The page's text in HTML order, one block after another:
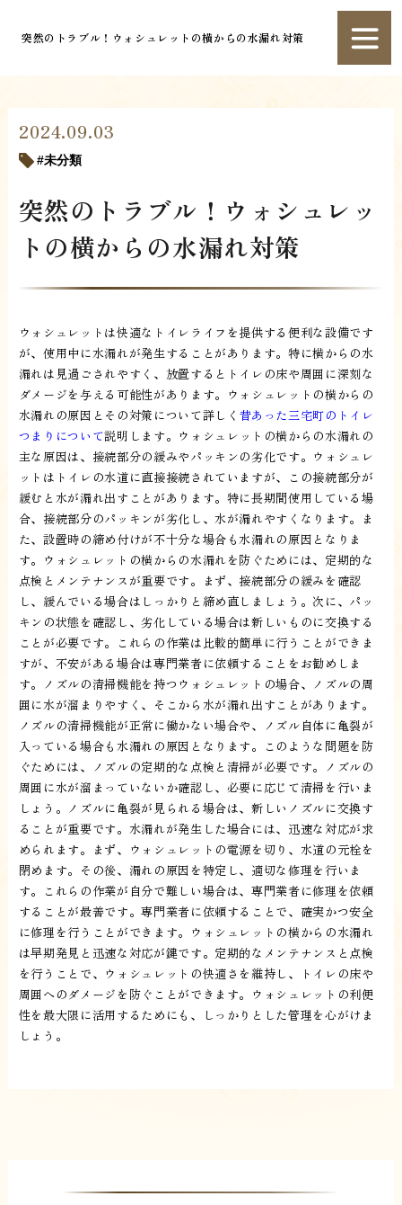
突然のトラブル！ウォシュレットの横からの水漏れ対策
2024.09.03
未分類
突然のトラブル！ウォシュレッ
トの横からの水漏れ対策
ウォシュレットは快適なトイレライフを提供する便利な設備です
が、使用中に水漏れが発生することがあります。特に横からの水
漏れは見過ごされやすく、放置するとトイレの床や周囲に深刻な
ダメージを与える可能性があります。ウォシュレットの横からの
水漏れの原因とその対策について詳しく 昔あった三宅町のトイレ
つまりについて説明します。ウォシュレットの横からの水漏れの
主な原因は、接続部分の緩みやパッキンの劣化です。ウォシュレ
ットはトイレの水道に直接接続されていますが、この接続部分が
緩むと水が漏れ出すことがあります。特に長期間使用している場
合、接続部分のパッキンが劣化し、水が漏れやすくなります。ま
た、設置時の締め付けが不十分な場合も水漏れの原因となりま
す。ウォシュレットの横からの水漏れを防ぐためには、定期的な
点検とメンテナンスが重要です。まず、接続部分の緩みを確認
し、緩んでいる場合はしっかりと締め直しましょう。次に、パッ
キンの状態を確認し、劣化している場合は新しいものに交換する
ことが必要です。これらの作業は比較的簡単に行うことができま
すが、不安がある場合は専門業者に依頼することをお勧めしま
す。ノズルの清掃機能を持つウォシュレットの場合、ノズルの周
囲に水が溜まりやすく、そこから水が漏れ出すことがあります。
ノズルの清掃機能が正常に働かない場合や、ノズル自体に亀裂が
入っている場合も水漏れの原因となります。このような問題を防
ぐためには、ノズルの定期的な点検と清掃が必要です。ノズルの
周囲に水が溜まっていないか確認し、必要に応じて清掃を行いま
しょう。ノズルに亀裂が見られる場合は、新しいノズルに交換す
ることが重要です。水漏れが発生した場合には、迅速な対応が求
められます。まず、ウォシュレットの電源を切り、水道の元栓を
閉めます。その後、漏れの原因を特定し、適切な修理を行いま
す。これらの作業が自分で難しい場合は、専門業者に修理を依頼
することが最善です。専門業者に依頼することで、確実かつ安全
に修理を行うことができます。ウォシュレットの横からの水漏れ
は早期発見と迅速な対応が鍵です。定期的なメンテナンスと点検
を行うことで、ウォシュレットの快適さを維持し、トイレの床や
周囲へのダメージを防ぐことができます。ウォシュレットの利便
性を最大限に活用するためにも、しっかりとした管理を心がけま
しょう。